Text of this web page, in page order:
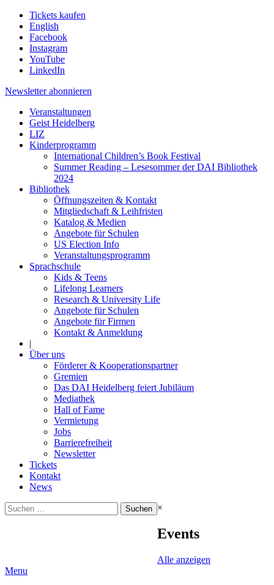
Tickets kaufen
English
Facebook
Instagram
YouTube
LinkedIn
Newsletter abonnieren
Veranstaltungen
Geist Heidelberg
LIZ
Kinderprogramm
International Children’s Book Festival
Summer Reading – Lesesommer der DAI Bibliothek
2024
Bibliothek
Öffnungszeiten & Kontakt
Mitgliedschaft & Leihfristen
Katalog & Medien
Angebote für Schulen
US Election Info
Veranstaltungsprogramm
Sprachschule
Kids & Teens
Lifelong Learners
Research & University Life
Angebote für Schulen
Angebote für Firmen
Kontakt & Anmeldung
|
Über uns
Förderer & Kooperationspartner
Gremien
Das DAI Heidelberg feiert Jubiläum
Mediathek
Hall of Fame
Vermietung
Jobs
Barrierefreiheit
Newsletter
Tickets
Kontakt
News
Suchen
nach:
×
Events
Alle anzeigen
Menu